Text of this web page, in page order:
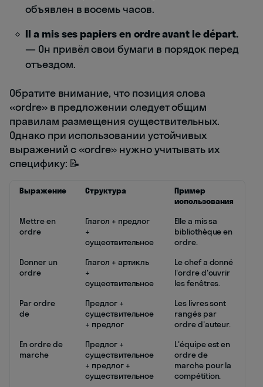
объявлен в восемь часов.
Il a mis ses papiers en ordre avant le départ.
— Он привёл свои бумаги в порядок перед
отъездом.
Обратите внимание, что позиция слова
«ordre» в предложении следует общим
правилам размещения существительных.
Однако при использовании устойчивых
выражений с «ordre» нужно учитывать их
специфику: 📝
Выражение Структура
Пример
использования
Mettre en
ordre
Глагол + предлог
+
существительное
Elle a mis sa
bibliothèque en
ordre.
Donner un
ordre
Глагол + артикль
+
существительное
Le chef a donné
l'ordre d'ouvrir
les fenêtres.
Par ordre
de
Предлог +
существительное
+ предлог
Les livres sont
rangés par
ordre d'auteur.
En ordre de
marche
Предлог +
существительное
+ предлог +
существительное
L'équipe est en
ordre de
marche pour la
compétition.